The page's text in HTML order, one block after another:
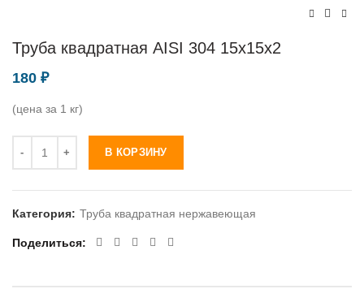
Труба квадратная AISI 304 15х15х2
180 ₽
(цена за 1 кг)
В КОРЗИНУ
Категория: Труба квадратная нержавеющая
Поделиться